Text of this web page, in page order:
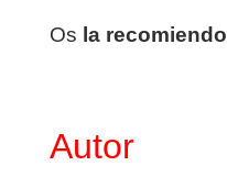
Os la recomiendo
Autor